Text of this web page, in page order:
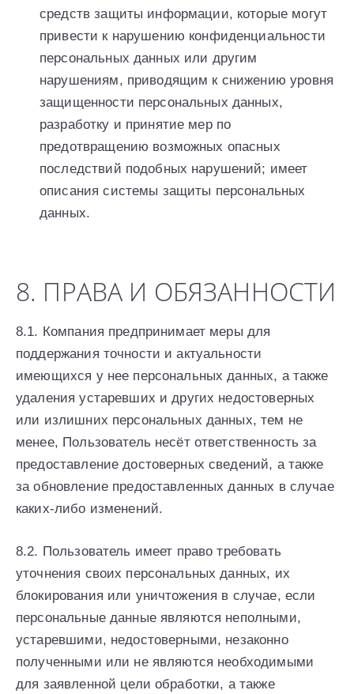
средств защиты информации, которые могут
привести к нарушению конфиденциальности
персональных данных или другим
нарушениям, приводящим к снижению уровня
защищенности персональных данных,
разработку и принятие мер по
предотвращению возможных опасных
последствий подобных нарушений; имеет
описания системы защиты персональных
данных.
8. ПРАВА И ОБЯЗАННОСТИ
8.1. Компания предпринимает меры для
поддержания точности и актуальности
имеющихся у нее персональных данных, а также
удаления устаревших и других недостоверных
или излишних персональных данных, тем не
менее, Пользователь несёт ответственность за
предоставление достоверных сведений, а также
за обновление предоставленных данных в случае
каких-либо изменений.
8.2. Пользователь имеет право требовать
уточнения своих персональных данных, их
блокирования или уничтожения в случае, если
персональные данные являются неполными,
устаревшими, недостоверными, незаконно
полученными или не являются необходимыми
для заявленной цели обработки, а также